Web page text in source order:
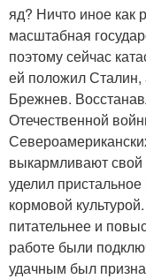
яд? Ничто иное как
масштабная
поэтому сейчас
ей положил
Брежнев.
Отечественной
выкармливают
уделил
кормовой
питательнее и
работе были
удачным был